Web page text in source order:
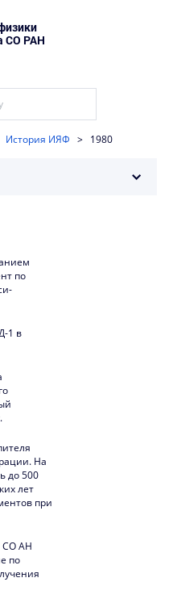
СО РАН
История ИЯФ > 1980
по
1 в
На
до 500
лет
при
СО АН
по